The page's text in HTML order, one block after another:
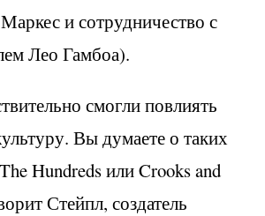
и сотрудничество с
Лео Гамбоа).
смогли повлиять
Вы думаете о таких
Hundreds или Crooks and
Стейпл, создатель